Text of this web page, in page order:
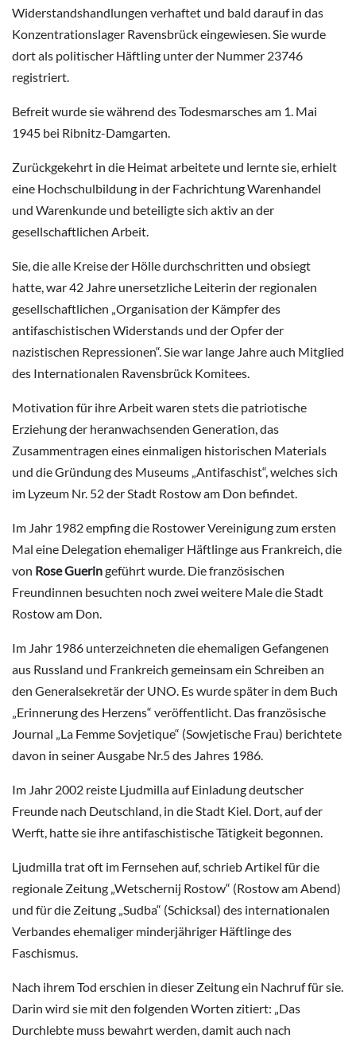
Widerstandshandlungen verhaftet und bald darauf in das
Konzentrationslager Ravensbrück eingewiesen. Sie wurde
dort als politischer Häftling unter der Nummer 23746
registriert.
Befreit wurde sie während des Todesmarsches am 1. Mai
1945 bei Ribnitz-Damgarten.
Zurückgekehrt in die Heimat arbeitete und lernte sie, erhielt
eine Hochschulbildung in der Fachrichtung Warenhandel
und Warenkunde und beteiligte sich aktiv an der
gesellschaftlichen Arbeit.
Sie, die alle Kreise der Hölle durchschritten und obsiegt
hatte, war 42 Jahre unersetzliche Leiterin der regionalen
gesellschaftlichen „Organisation der Kämpfer des
antifaschistischen Widerstands und der Opfer der
nazistischen Repressionen“. Sie war lange Jahre auch Mitglied
des Internationalen Ravensbrück Komitees.
Motivation für ihre Arbeit waren stets die patriotische
Erziehung der heranwachsenden Generation, das
Zusammentragen eines einmaligen historischen Materials
und die Gründung des Museums „Antifaschist“, welches sich
im Lyzeum Nr. 52 der Stadt Rostow am Don befindet.
Im Jahr 1982 empfing die Rostower Vereinigung zum ersten
Mal eine Delegation ehemaliger Häftlinge aus Frankreich, die
von Rose Gueringeführt wurde. Die französischen
Freundinnen besuchten noch zwei weitere Male die Stadt
Rostow am Don.
Im Jahr 1986 unterzeichneten die ehemaligen Gefangenen
aus Russland und Frankreich gemeinsam ein Schreiben an
den Generalsekretär der UNO. Es wurde später in dem Buch
„Erinnerung des Herzens“ veröffentlicht. Das französische
Journal „La Femme Sovjetique“ (Sowjetische Frau) berichtete
davon in seiner Ausgabe Nr.5 des Jahres 1986.
Im Jahr 2002 reiste Ljudmilla auf Einladung deutscher
Freunde nach Deutschland, in die Stadt Kiel. Dort, auf der
Werft, hatte sie ihre antifaschistische Tätigkeit begonnen.
Ljudmilla trat oft im Fernsehen auf, schrieb Artikel für die
regionale Zeitung „Wetschernij Rostow“ (Rostow am Abend)
und für die Zeitung „Sudba“ (Schicksal) des internationalen
Verbandes ehemaliger minderjähriger Häftlinge des
Faschismus.
Nach ihrem Tod erschien in dieser Zeitung ein Nachruf für sie.
Darin wird sie mit den folgenden Worten zitiert: „Das
Durchlebte muss bewahrt werden, damit auch nach